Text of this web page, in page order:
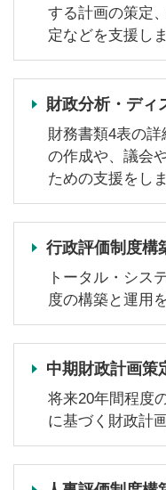
する計画の策定
定などを支援しま
財政分析・ディ
財務書類4表の
の作成や、議会
ための支援をしま
行政評価制度構
トータル・シス
度の構築と運用
中期財政計画策
将来20年間程度
に基づく財政計